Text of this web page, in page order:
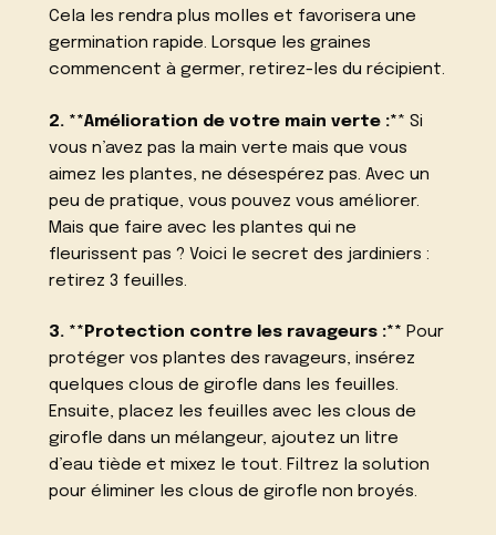
Cela les rendra plus molles et favorisera une
germination rapide. Lorsque les graines
commencent à germer, retirez-les du récipient.
2. **Amélioration de votre main verte :** Si
vous n’avez pas la main verte mais que vous
aimez les plantes, ne désespérez pas. Avec un
peu de pratique, vous pouvez vous améliorer.
Mais que faire avec les plantes qui ne
fleurissent pas ? Voici le secret des jardiniers :
retirez 3 feuilles.
3. **Protection contre les ravageurs :** Pour
protéger vos plantes des ravageurs, insérez
quelques clous de girofle dans les feuilles.
Ensuite, placez les feuilles avec les clous de
girofle dans un mélangeur, ajoutez un litre
d’eau tiède et mixez le tout. Filtrez la solution
pour éliminer les clous de girofle non broyés.